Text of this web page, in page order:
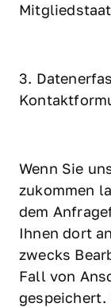
3.
Wenn Sie
zukommen
dem
Ihnen dort
zwecks
Fall von
gespeichert.